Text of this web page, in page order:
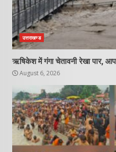
उत्तराखण्ड
ऋषिकेश में गंगा चेतावनी रेखा पार,
August 6, 2026